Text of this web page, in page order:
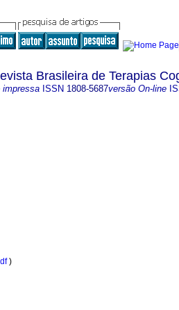
Brasileira de Terapias
impressa ISSN 1808-5687versão On-line
)